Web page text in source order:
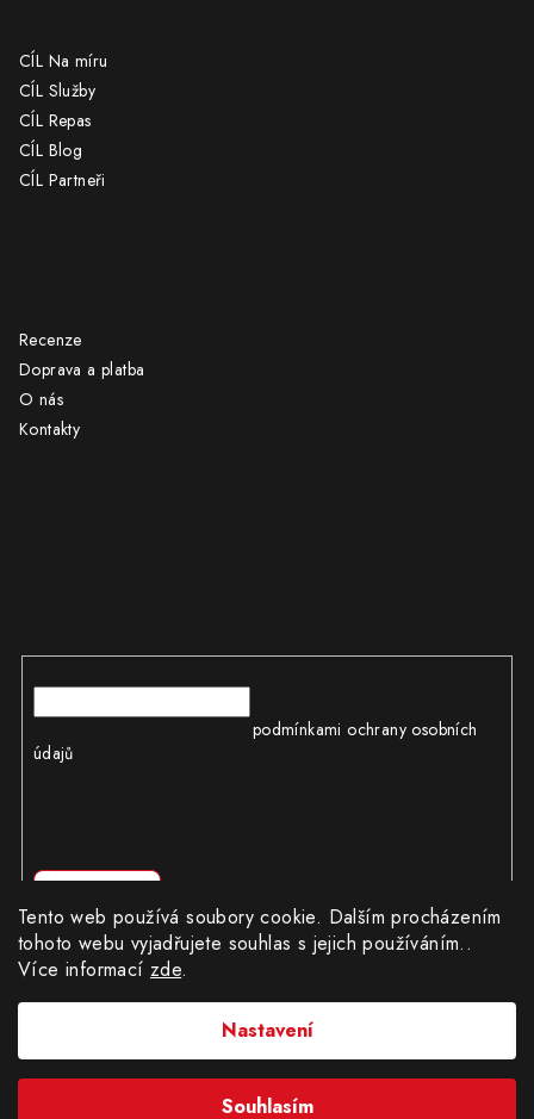
Tento web používá soubory cookie. Dalším procházením
tohoto webu vyjadřujete souhlas s jejich používáním..
Více informacízde.
Nastavení
Souhlasím
CÍL Na míru
CÍL Služby
CÍL Repas
CÍL Blog
CÍL Partneři
Recenze
Doprava a platba
O nás
Kontakty
podmínkami ochrany osobních
údajů
Obchodní podmínky|Ochrana osobních údajů
Dědinská 896/19, Praha 16100.
Fyzická osoba zapsána v Živnostenském rejstříku.